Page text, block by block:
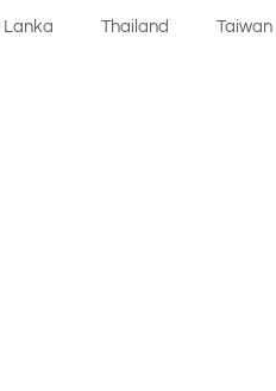
Lanka Thailand Taiwan